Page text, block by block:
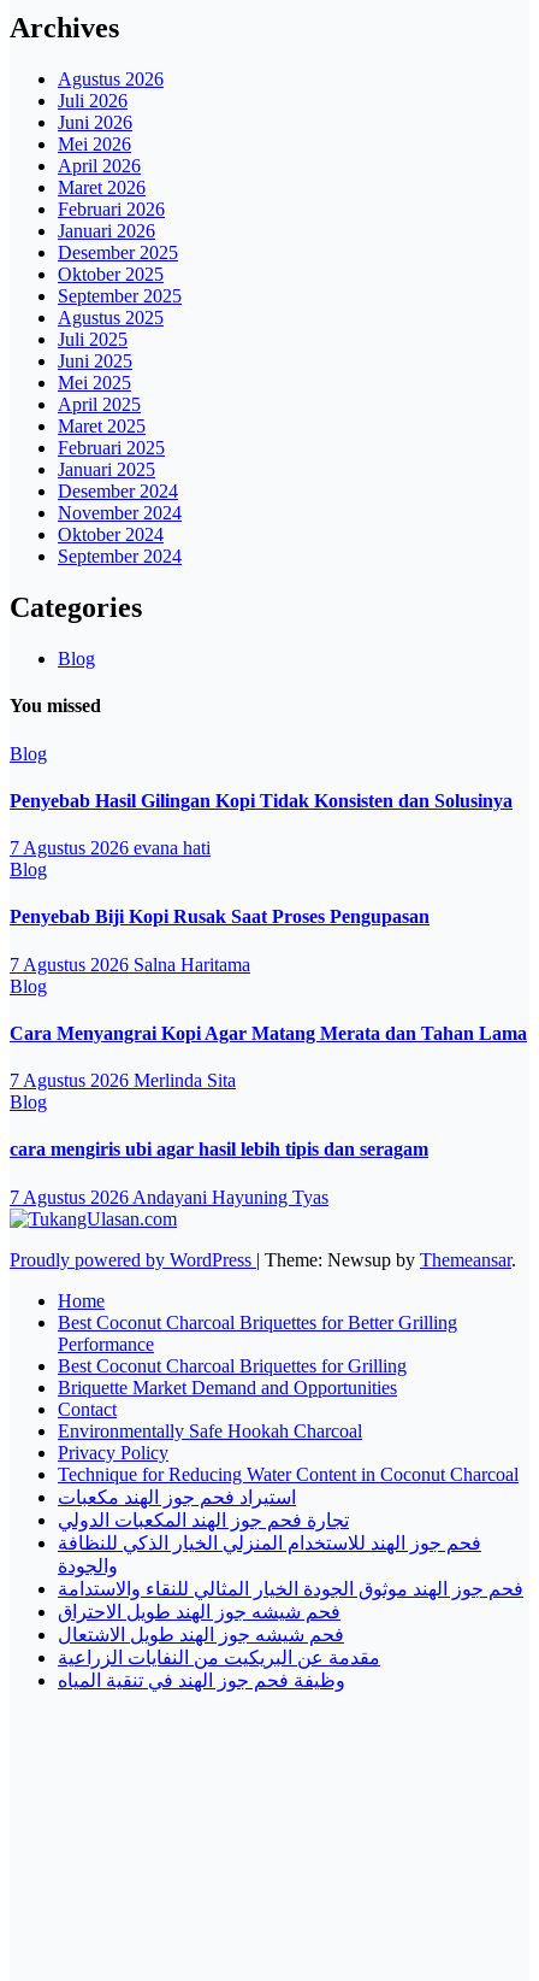
Archives
Agustus 2026
Juli 2026
Juni 2026
Mei 2026
April 2026
Maret 2026
Februari 2026
Januari 2026
Desember 2025
Oktober 2025
September 2025
Agustus 2025
Juli 2025
Juni 2025
Mei 2025
April 2025
Maret 2025
Februari 2025
Januari 2025
Desember 2024
November 2024
Oktober 2024
September 2024
Categories
Blog
You missed
Blog
Penyebab Hasil Gilingan Kopi Tidak Konsisten dan Solusinya
7 Agustus 2026 evana hati
Blog
Penyebab Biji Kopi Rusak Saat Proses Pengupasan
7 Agustus 2026 Salna Haritama
Blog
Cara Menyangrai Kopi Agar Matang Merata dan Tahan Lama
7 Agustus 2026 Merlinda Sita
Blog
cara mengiris ubi agar hasil lebih tipis dan seragam
7 Agustus 2026 Andayani Hayuning Tyas
Proudly powered by WordPress | Theme: Newsup by Themeansar.
Home
Best Coconut Charcoal Briquettes for Better Grilling
Performance
Best Coconut Charcoal Briquettes for Grilling
Briquette Market Demand and Opportunities
Contact
Environmentally Safe Hookah Charcoal
Privacy Policy
Technique for Reducing Water Content in Coconut Charcoal
استيراد فحم جوز الهند مكعبات
تجارة فحم جوز الهند المكعبات الدولي
فحم جوز الهند للاستخدام المنزلي الخيار الذكي للنظافة
والجودة
فحم جوز الهند موثوق الجودة الخيار المثالي للنقاء والاستدامة
فحم شيشه جوز الهند طويل الاحتراق
فحم شيشه جوز الهند طويل الاشتعال
مقدمة عن البريكيت من النفايات الزراعية
وظيفة فحم جوز الهند في تنقية المياه